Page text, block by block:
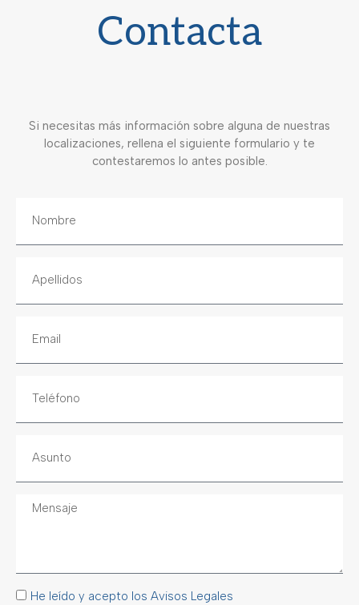
Contacta
Si necesitas más información sobre alguna de nuestras
localizaciones, rellena el siguiente formulario y te
contestaremos lo antes posible.
He leído y acepto los Avisos Legales